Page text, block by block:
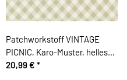
Patchworkstoff VINTAGE
PICNIC, Karo-Muster, helles
schilfgrün, Moda Fabrics
20,99 € *